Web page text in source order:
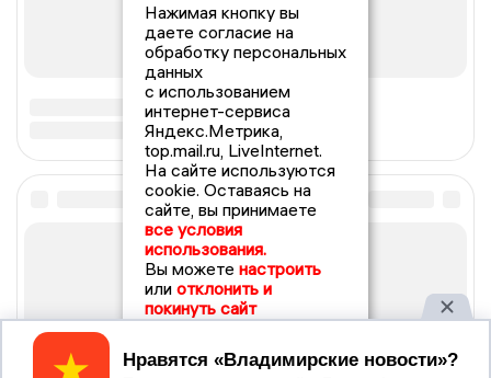
Нажимая кнопку вы
даете согласие на
обработку персональных
данных
с использованием
интернет-сервиса
Яндекс.Метрика,
top.mail.ru, LiveInternet.
На сайте используются
cookie. Оставаясь на
сайте, вы принимаете
все условия
использования.
Вы можете настроить
или отклонить и
покинуть сайт
Принять